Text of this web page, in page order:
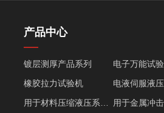
产品中心
镀层测厚产品系列
电子万能试
橡胶拉力试验机